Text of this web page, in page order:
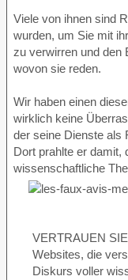
Viele von ihnen sind
wurden, um Sie mit
zu verwirren und den
wovon sie reden.
Wir haben einen
wirklich keine
der seine Dienste als
Dort prahlte er damit,
wissenschaftliche
VERTRAUEN
Websites, die
Diskurs voller